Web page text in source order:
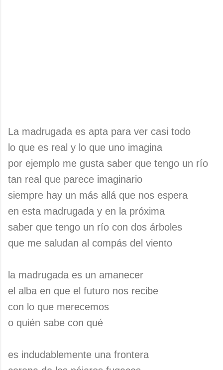
La madrugada es apta para ver casi todo
lo que es real y lo que uno imagina
por ejemplo me gusta saber que tengo un río
tan real que parece imaginario
siempre hay un más allá que nos espera
en esta madrugada y en la próxima
saber que tengo un río con dos árboles
que me saludan al compás del viento
la madrugada es un amanecer
el alba en que el futuro nos recibe
con lo que merecemos
o quién sabe con qué
es indudablemente una frontera